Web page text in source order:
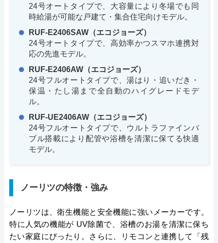
24号オートタイプで、大容量により冬場でも同
時給湯が可能な戸建て・集合住宅向けモデル。
RUF-E2406SAW（エコジョーズ）
24号オートタイプで、高効率かつスマホ連携対
応の先進モデル。
RUF-E2406AW（エコジョーズ）
24号フルオートタイプで、湯はり・追いだき・
保温・たし湯まで全自動のハイグレードモデ
ル。
RUF-UE2406AW（エコジョーズ）
24号フルオートタイプで、ウルトラファインバ
ブル搭載により配管や浴槽を清潔に保てる快適
モデル。
ノーリツの特徴・強み
ノーリツは、衛生機能と安全機能に強いメーカーです。
特に人気の機能が UV除菌で、浴槽のお湯を清潔に保ち
たい家庭にぴったり。さらに、リモコンと連携して「残